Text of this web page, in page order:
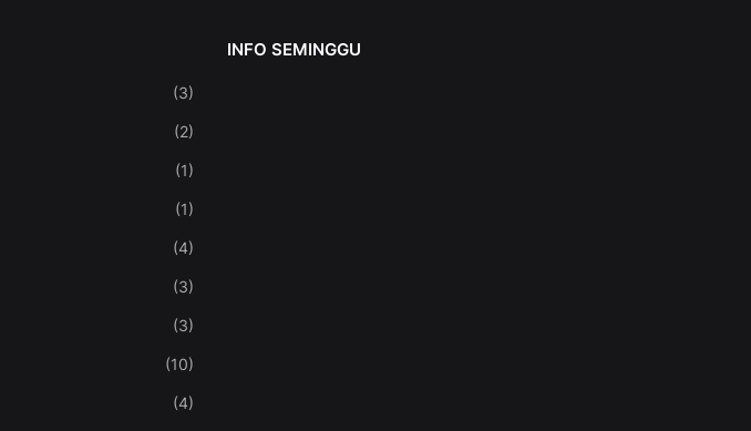
(3)
(2)
(1)
(1)
(4)
(3)
(3)
(10)
(4)
INFO SEMINGGU